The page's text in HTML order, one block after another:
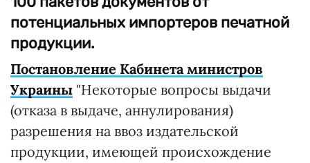
потенциальных импортеров печатной
продукции.
Постановление Кабинета министров
Украины "Некоторые вопросы выдачи
(отказа в выдаче, аннулирования)
разрешения на ввоз издательской
продукции, имеющей происхождение